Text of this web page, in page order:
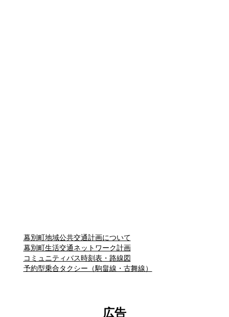
幕別町地域公共交通計画について
幕別町生活交通ネットワーク計画
コミュニティバス時刻表・路線図
予約型乗合タクシー（駒畠線・古舞線）
広告